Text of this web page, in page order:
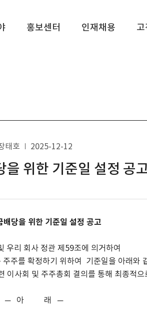
홍보센터 인재채용
태호 2025-12-12
을 위한 기준일 설정 공
배당을 위한 기준일 설정 공고
우리 회사 정관 제59조에 의거하여
주를 확정하기 위하여 기준일을 아래와
이사회 및 주주총회 결의를 통해 최종적
─ 아 래 ─